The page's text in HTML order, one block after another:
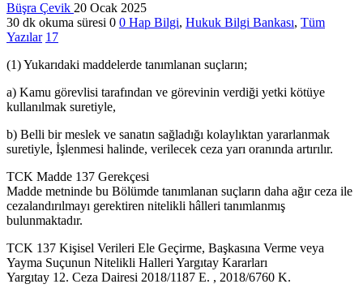
Büşra Çevik 20 Ocak 2025
30 dk okuma süresi 0 0 Hap Bilgi, Hukuk Bilgi Bankası, Tüm
Yazılar 17
(1) Yukarıdaki maddelerde tanımlanan suçların;
a) Kamu görevlisi tarafından ve görevinin verdiği yetki kötüye
kullanılmak suretiyle,
b) Belli bir meslek ve sanatın sağladığı kolaylıktan yararlanmak
suretiyle, İşlenmesi halinde, verilecek ceza yarı oranında artırılır.
TCK Madde 137 Gerekçesi
Madde metninde bu Bölümde tanımlanan suçların daha ağır ceza ile
cezalandırılmayı gerektiren nitelikli hâlleri tanımlanmış
bulunmaktadır.
TCK 137 Kişisel Verileri Ele Geçirme, Başkasına Verme veya
Yayma Suçunun Nitelikli Halleri Yargıtay Kararları
Yargıtay 12. Ceza Dairesi 2018/1187 E. , 2018/6760 K.